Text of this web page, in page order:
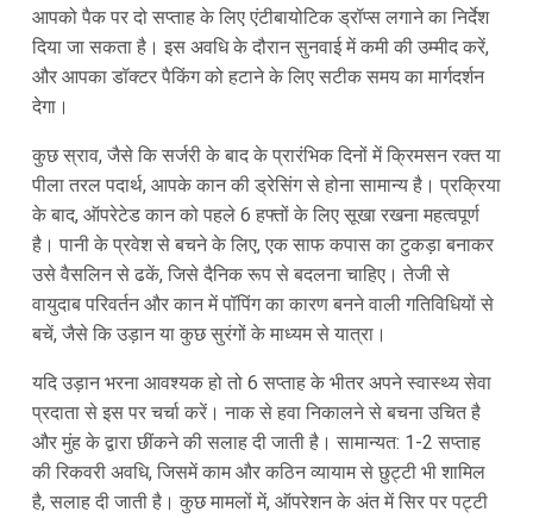
आपको पैक पर दो सप्ताह के लिए एंटीबायोटिक ड्रॉप्स लगाने का निर्देश
दिया जा सकता है। इस अवधि के दौरान सुनवाई में कमी की उम्मीद करें,
और आपका डॉक्टर पैकिंग को हटाने के लिए सटीक समय का मार्गदर्शन
देगा।
कुछ स्राव, जैसे कि सर्जरी के बाद के प्रारंभिक दिनों में क्रिमसन रक्त या
पीला तरल पदार्थ, आपके कान की ड्रेसिंग से होना सामान्य है। प्रक्रिया
के बाद, ऑपरेटेड कान को पहले 6 हफ्तों के लिए सूखा रखना महत्वपूर्ण
है। पानी के प्रवेश से बचने के लिए, एक साफ कपास का टुकड़ा बनाकर
उसे वैसलिन से ढकें, जिसे दैनिक रूप से बदलना चाहिए। तेजी से
वायुदाब परिवर्तन और कान में पॉपिंग का कारण बनने वाली गतिविधियों से
बचें, जैसे कि उड़ान या कुछ सुरंगों के माध्यम से यात्रा।
यदि उड़ान भरना आवश्यक हो तो 6 सप्ताह के भीतर अपने स्वास्थ्य सेवा
प्रदाता से इस पर चर्चा करें। नाक से हवा निकालने से बचना उचित है
और मुंह के द्वारा छींकने की सलाह दी जाती है। सामान्यत: 1-2 सप्ताह
की रिकवरी अवधि, जिसमें काम और कठिन व्यायाम से छुट्टी भी शामिल
है, सलाह दी जाती है। कुछ मामलों में, ऑपरेशन के अंत में सिर पर पट्टी